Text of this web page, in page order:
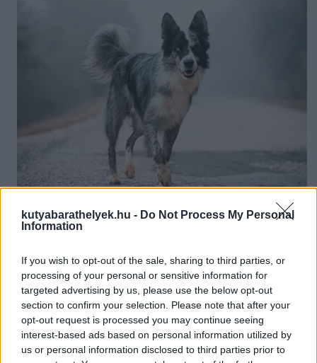
kutyabarathelyek.hu - Do Not Process My Personal
Information
If you wish to opt-out of the sale, sharing to third parties, or
processing of your personal or sensitive information for
targeted advertising by us, please use the below opt-out
section to confirm your selection. Please note that after your
opt-out request is processed you may continue seeing
interest-based ads based on personal information utilized by
us or personal information disclosed to third parties prior to
Kíváncsi, játékos, vagy nyugodt? Az egész kutyát kell figyelni, hogy értsük,
miért csóvál
Fotó: Unsplash/@dayso